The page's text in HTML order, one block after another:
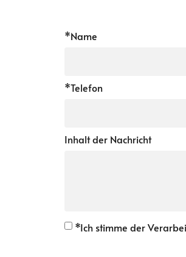
*Name
*Telefon
Inhalt der Nachricht
*Ich stimme der